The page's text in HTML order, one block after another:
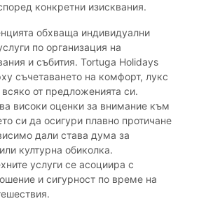
конкретни изисквания.
обхваща индивидуални
по организация на
и събития. Tortuga Holidays
съчетаването на комфорт, лукс
от предложенията си.
високи оценки за внимание към
си да осигури плавно протичане
дали става дума за
културна обиколка.
услуги се асоциира с
и сигурност по време на